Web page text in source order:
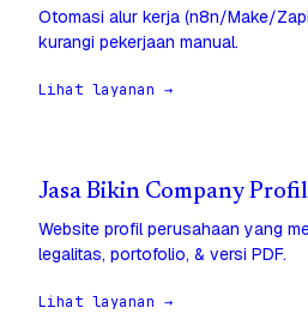
Otomasi alur kerja (n8n/Make/
kurangi pekerjaan manual.
Lihat layanan →
Jasa Bikin Company
Website profil perusahaan yang
legalitas, portofolio, & versi PDF.
Lihat layanan →